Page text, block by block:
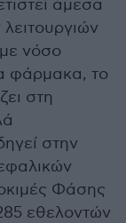
άμεσα
νόσο
φάρμακα, το
στη
στην
Φάσης
εθελοντών